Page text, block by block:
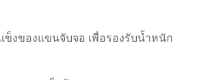
ข็งของแขนจับจอ เพื่อรองรับน้ำหนัก